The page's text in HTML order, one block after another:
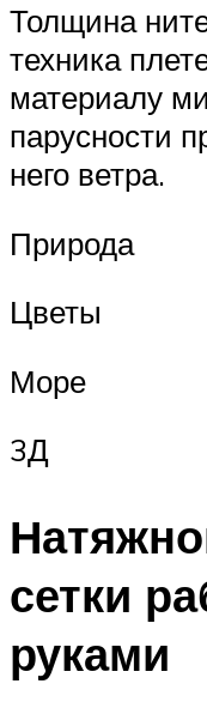
Толщина
техника
материалу
парусности
него ветра.
Природа
Цветы
Море
3Д
сетки
руками